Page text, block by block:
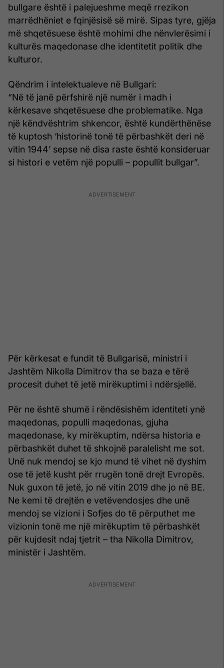
bullgare është i palejueshme meqë rrezikon
marrëdhëniet e fqinjësisë së mirë. Sipas tyre, gjëja
më shqetësuese është mohimi dhe nënvlerësimi i
kulturës maqedonase dhe identitetit politik dhe
kulturor.
Qëndrim i intelektualeve në Bullgari:
“Në të janë përfshirë një numër i madh i
kërkesave shqetësuese dhe problematike. Nga
një këndvështrim shkencor, është kundërthënëse
të kuptosh ‘historinë tonë të përbashkët deri në
vitin 1944’ sepse në disa raste është konsideruar
si histori e vetëm një populli – popullit bullgar”.
Për kërkesat e fundit të Bullgarisë, ministri i
Jashtëm Nikolla Dimitrov tha se baza e tërë
procesit duhet të jetë mirëkuptimi i ndërsjellë.
Për ne është shumë i rëndësishëm identiteti ynë
maqedonas, populli maqedonas, gjuha
maqedonase, ky mirëkuptim, ndërsa historia e
përbashkët duhet të shkojnë paralelisht me sot.
Unë nuk mendoj se kjo mund të vihet në dyshim
ose të jetë kusht për rrugën tonë drejt Evropës.
Nuk guxon të jetë, jo në vitin 2019 dhe jo në BE.
Ne kemi të drejtën e vetëvendosjes dhe unë
mendoj se vizioni i Sofjes do të përputhet me
vizionin tonë me një mirëkuptim të përbashkët
për kujdesit ndaj tjetrit – tha Nikolla Dimitrov,
ministër i Jashtëm.